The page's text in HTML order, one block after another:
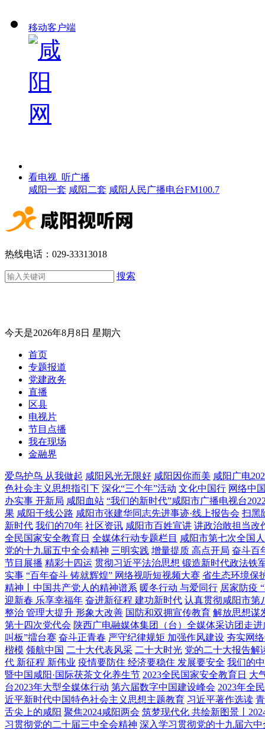
移动客户端
看电视 听广播
咸阳一套 咸阳二套 咸阳人民广播电台FM100.7
热线电话：029-33313018
搜索
今天是2026年8月8日 星期六
首页
专题报道
党建政务
直播
区县
电视片
节目点播
我在现场
金融界
爱鸟护鸟 从我做起 咸阳风光无限好 咸阳因你而美 咸阳广电
色社会主义思想指引下 深化“三个年”活动 文化中国行 网络中
办实事 开新局 咸阳血站 “我们的新时代”咸阳市广播电视台
果 咸阳干线公路 咸阳市张建华同志先进事迹·线上报告会 扫黑
新时代 我们的70年 社区资讯 咸阳市百姓宣讲 讲政治敢担当改
全民国家安全教育日 全媒体行动专题栏目 咸阳市第七次全国
党的十九届五中全会精神 三明实践 增量提质 高点开局 奋斗百
节目展播 精彩十四运 贯彻习近平法治思想 锻造新时代政法铁
实事 “百年奋斗 铸就辉煌” 网络视听短视频大赛 省生态环境保
精神丨中国共产党人的精神谱系 暖冬行动 与爱同行 居家防疫
迎新春 乐享幸福年 奋进新征程 建功新时代 认真贯彻咸阳市第
整治 管理大提升 形象大改善 国防和双拥宣传教育 解放思想谋
第十四次党代会 陕西广电融媒体集团（台）全媒体采访团走进
叫板”擂台赛 奋斗正青春 严守纪律规矩 加强作风建设 夯实网
楷模 领航中国 二十大代表风采 二十大时光 党的二十大报告解
代 新征程 新伟业 疫情要防住 经济要稳住 发展要安全 我们的
暨中国咸阳·国际茯茶文化养生节 2023全民国家安全教育日 大
台2023年大型全媒体行动 第六届数字中国建设峰会 2023年全
近平新时代中国特色社会主义思想主题教育 习近平著作选读
舌尖上的咸阳 聚焦2024咸阳两会 筑梦现代化 共绘新图景丨
习贯彻党的二十届三中全会精神 深入学习贯彻党的十九届六中